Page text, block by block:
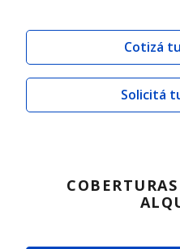
Cotizá
Solicitá